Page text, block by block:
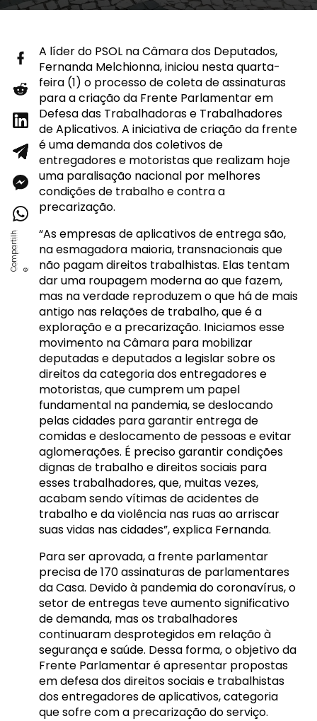
A líder do PSOL na Câmara dos Deputados,
Fernanda Melchionna, iniciou nesta quarta-
feira (1) o processo de coleta de assinaturas
para a criação da Frente Parlamentar em
Defesa das Trabalhadoras e Trabalhadores
de Aplicativos. A iniciativa de criação da frente
é uma demanda dos coletivos de
entregadores e motoristas que realizam hoje
uma paralisação nacional por melhores
condições de trabalho e contra a
precarização.
“As empresas de aplicativos de entrega são,
na esmagadora maioria, transnacionais que
não pagam direitos trabalhistas. Elas tentam
dar uma roupagem moderna ao que fazem,
mas na verdade reproduzem o que há de mais
antigo nas relações de trabalho, que é a
exploração e a precarização. Iniciamos esse
movimento na Câmara para mobilizar
deputadas e deputados a legislar sobre os
direitos da categoria dos entregadores e
motoristas, que cumprem um papel
fundamental na pandemia, se deslocando
pelas cidades para garantir entrega de
comidas e deslocamento de pessoas e evitar
aglomerações. É preciso garantir condições
dignas de trabalho e direitos sociais para
esses trabalhadores, que, muitas vezes,
acabam sendo vítimas de acidentes de
trabalho e da violência nas ruas ao arriscar
suas vidas nas cidades”, explica Fernanda.
Para ser aprovada, a frente parlamentar
precisa de 170 assinaturas de parlamentares
da Casa. Devido à pandemia do coronavírus, o
setor de entregas teve aumento significativo
de demanda, mas os trabalhadores
continuaram desprotegidos em relação à
segurança e saúde. Dessa forma, o objetivo da
Frente Parlamentar é apresentar propostas
em defesa dos direitos sociais e trabalhistas
dos entregadores de aplicativos, categoria
que sofre com a precarização do serviço.